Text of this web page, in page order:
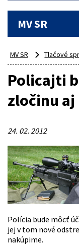
MV SR
MV SR Tlačové
Policajti
zločinu
24. 02. 2012
Polícia bude môcť
jej v tom nové
nakúpime.